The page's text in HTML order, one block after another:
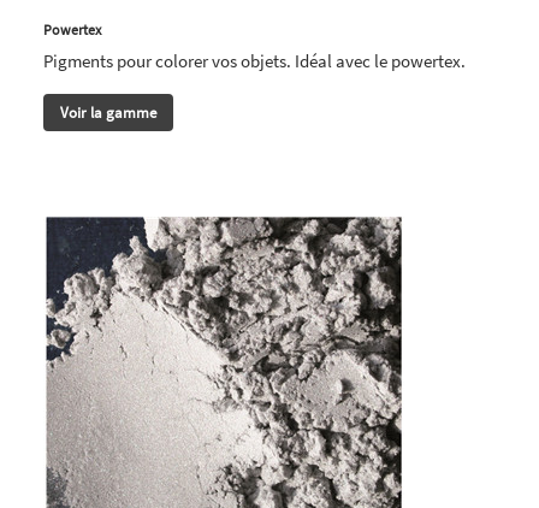
Powertex
Pigments pour colorer vos objets. Idéal avec le powertex.
Voir la gamme